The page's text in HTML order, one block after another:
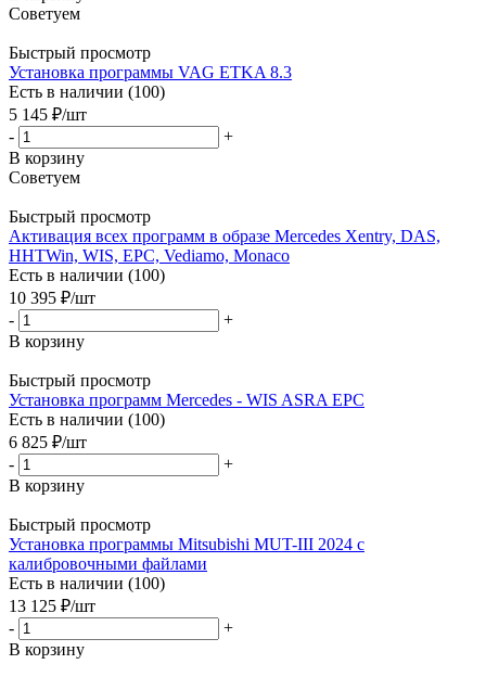
Советуем
Быстрый просмотр
Установка программы VAG ETKA 8.3
Есть в наличии (100)
5 145 ₽/шт
-
+
В корзину
Советуем
Быстрый просмотр
Активация всех программ в образе Mercedes Xentry, DAS,
HHTWin, WIS, EPC, Vediamo, Monaco
Есть в наличии (100)
10 395 ₽/шт
-
+
В корзину
Быстрый просмотр
Установка программ Mercedes - WIS ASRA EPC
Есть в наличии (100)
6 825 ₽/шт
-
+
В корзину
Быстрый просмотр
Установка программы Mitsubishi MUT-III 2024 с
калибровочными файлами
Есть в наличии (100)
13 125 ₽/шт
-
+
В корзину